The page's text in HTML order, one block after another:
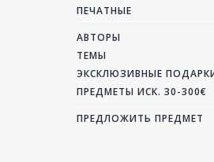
ПЕЧАТНЫЕ
АВТОРЫ
ТЕМЫ
ЭКСКЛЮЗИВНЫЕ
ПРЕДМЕТЫ ИСК. 30-300€
ПРЕДЛОЖИТЬ ПРЕДМЕТ